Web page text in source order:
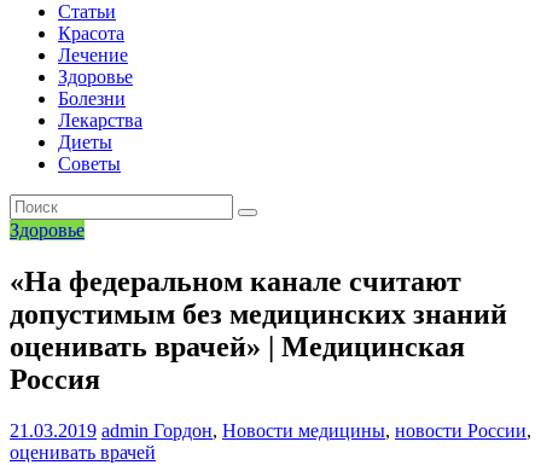
Статьи
Красота
Лечение
Здоровье
Болезни
Лекарства
Диеты
Советы
Здоровье
«На федеральном канале считают
допустимым без медицинских знаний
оценивать врачей» | Медицинская
Россия
21.03.2019 admin Гордон, Новости медицины, новости России,
оценивать врачей